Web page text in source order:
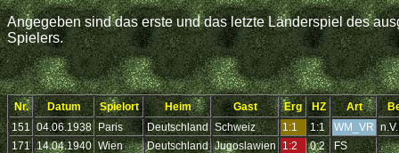
Angegeben sind das erste und das letzte Länderspiel des
Spielers.
Nr. Datum Spielort Heim Gast Erg HZ Art
151 04.06.1938 Paris Deutschland Schweiz 1:1 1:1 WM_VR
171 14.04.1940 Wien Deutschland Jugoslawien 1:2 0:2 FS .